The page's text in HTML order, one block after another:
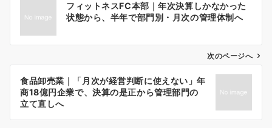
ン
フィットネスFC本部｜年次決算しかなかった
状態から、半年で部門別・月次の管理体制へ
次のページへ
食品卸売業｜「月次が経営判断に使えない」年
商18億円企業で、決算の是正から管理部門の
立て直しへ